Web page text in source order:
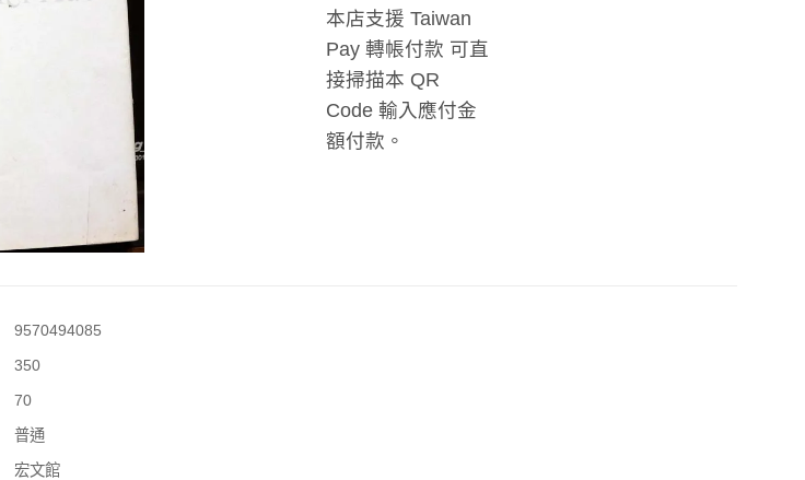
本店支援 Taiwan
Pay 轉帳付款 可直
接掃描本 QR
Code 輸入應付金
額付款。
9570494085
350
70
普通
宏文館